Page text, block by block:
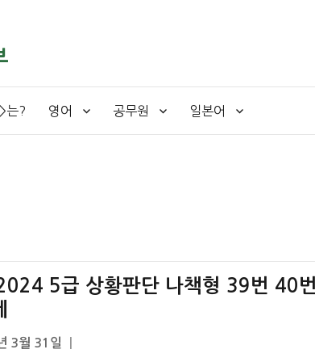
는? 영어 공무원 일본어
5급 상황판단 나책형 39번 40
3월 31일